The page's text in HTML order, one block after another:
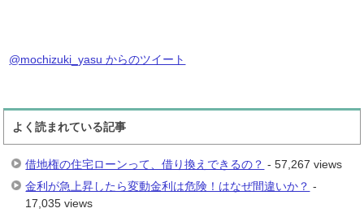
@mochizuki_yasu からのツイート
よく読まれている記事
借地権の住宅ローンって、借り換えできるの？ - 57,267 views
金利が急上昇したら変動金利は危険！はなぜ間違いか？ -
17,035 views